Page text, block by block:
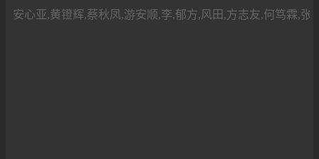
安心亚,黄镫辉,蔡秋凤,游安顺,李,郁方,风田,方志友,何笃霖,